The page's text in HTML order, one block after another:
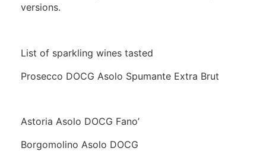
versions.
List of sparkling wines tasted
Prosecco DOCG Asolo Spumante Extra Brut
Astoria Asolo DOCG Fano’
Borgomolino Asolo DOCG